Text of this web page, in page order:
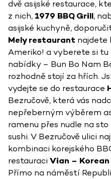
dvě asijské restaurace,
z nich, 1979 BBQ Grill,
asijské kuchyně,
Mely restaurant najdete
Ameriko! a vyberete si
nabídky – Bun Bo Nam
rozhodně stojí za hřích.
vydejte se do restaurace
Bezručově, která vás
nepřeberným výběrem
ramenu přes nudle na
sushi. V Bezručově ulici
kombinaci korejského
restauraci Vian –
Přímo na náměstí